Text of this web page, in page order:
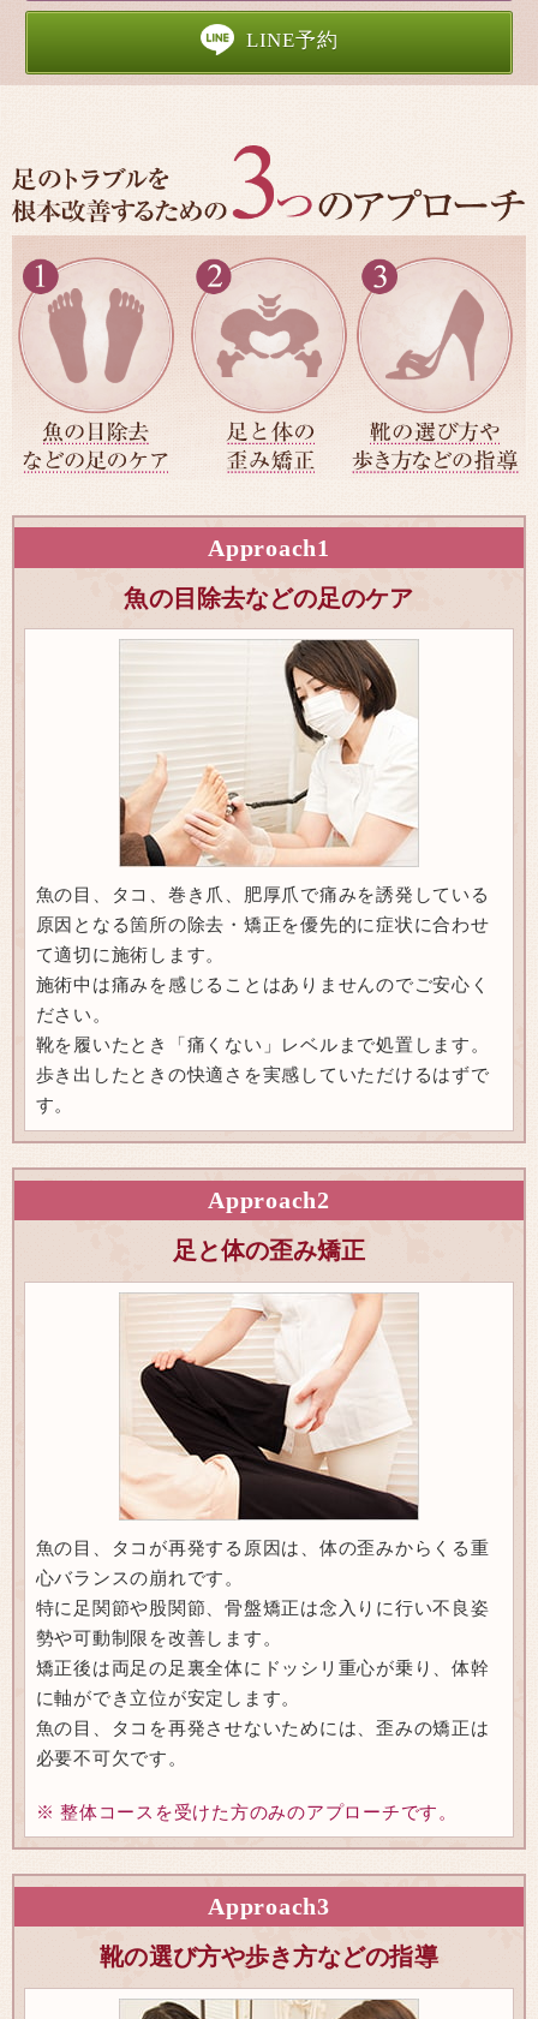
LINE予約
Approach1
魚の目除去などの足のケア
魚の目、タコ、巻き爪、肥厚爪で痛みを誘発している
原因となる箇所の除去・矯正を優先的に症状に合わせ
て適切に施術します。
施術中は痛みを感じることはありませんのでご安心く
ださい。
靴を履いたとき「痛くない」レベルまで処置します。
歩き出したときの快適さを実感していただけるはずで
す。
Approach2
足と体の歪み矯正
魚の目、タコが再発する原因は、体の歪みからくる重
心バランスの崩れです。
特に足関節や股関節、骨盤矯正は念入りに行い不良姿
勢や可動制限を改善します。
矯正後は両足の足裏全体にドッシリ重心が乗り、体幹
に軸ができ立位が安定します。
魚の目、タコを再発させないためには、歪みの矯正は
必要不可欠です。
※ 整体コースを受けた方のみのアプローチです。
Approach3
靴の選び方や歩き方などの指導